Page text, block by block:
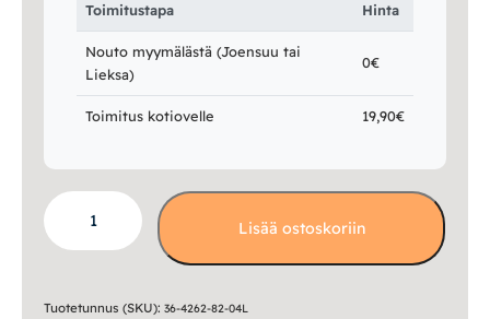
Toimitustapa Hinta
Nouto myymälästä (Joensuu tai
Lieksa)
0€
Toimitus kotiovelle 19,90€
Kehto
40x80cm
määrä
Lisää ostoskoriin
Tuotetunnus (SKU): 36-4262-82-04L